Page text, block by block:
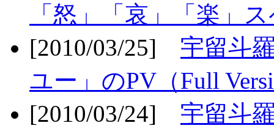
「怒」「哀」「楽」
[2010/03/25] 宇留斗
ユー」のPV（Full
[2010/03/24] 宇留斗